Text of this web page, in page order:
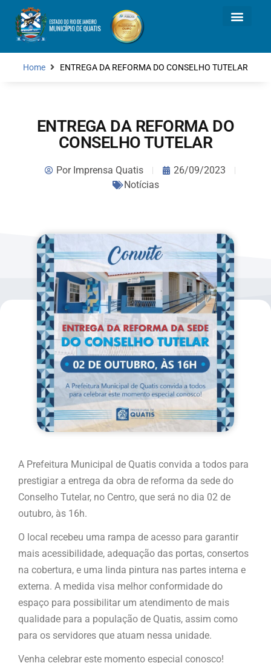
Home ENTREGA DA REFORMA DO CONSELHO TUTELAR
ENTREGA DA REFORMA DO
CONSELHO TUTELAR
PorImprensa Quatis
26/09/2023
Notícias
A Prefeitura Municipal de Quatis convida a todos para
prestigiar a entrega da obra de reforma da sede do
Conselho Tutelar, no Centro, que será no dia 02 de
outubro, às 16h.
O local recebeu uma rampa de acesso para garantir
mais acessibilidade, adequação das portas, consertos
na cobertura, e uma linda pintura nas partes interna e
externa. A medida visa melhor conformidade do
espaço para possibilitar um atendimento de mais
qualidade para a população de Quatis, assim como
para os servidores que atuam nessa unidade.
Venha celebrar este momento especial conosco!